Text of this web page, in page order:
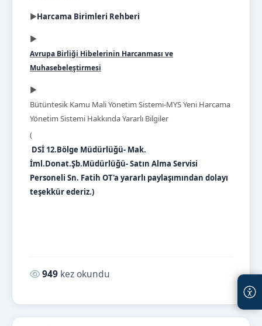
►Harcama Birimleri Rehberi
►
Avrupa Birliği Hibelerinin Harcanması ve
Muhasebeleştirmesi
►
Bütüntesik Kamu Mali Yönetim Sistemi-MYS Yeni Harcama
Yönetim Sistemi Hakkında Yararlı Bilgiler
(
DSİ 12.Bölge Müdürlüğü- Mak.
İml.Donat.Şb.Müdürlüğü- Satın Alma Servisi
Personeli Sn. Fatih OT'a yararlı paylaşımından dolayı
teşekkür ederiz.)
Okunma sayısı:
949 kez okundu